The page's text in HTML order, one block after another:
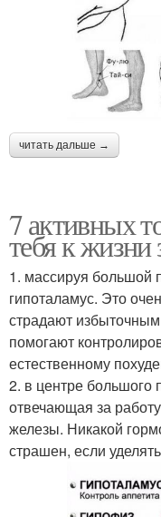
читать дальше →
7 активных
тебя к жизни
1. массируя большой
гипоталамус. Это
страдают
помогают
естественному
2. в центре большого
отвечающая за
железы. Никакой
страшен, если